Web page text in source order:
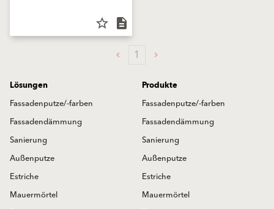
star_border description
1
Lösungen
Fassadenputze/-farben
Fassadendämmung
Sanierung
Außenputze
Estriche
Mauermörtel
Produkte
Fassadenputze/-farben
Fassadendämmung
Sanierung
Außenputze
Estriche
Mauermörtel